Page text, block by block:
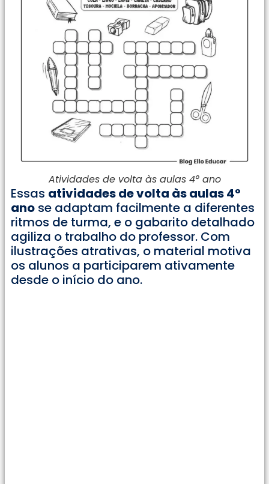
Atividades de volta às aulas 4° ano
Essas atividades de volta às aulas 4°
ano se adaptam facilmente a diferentes
ritmos de turma, e o gabarito detalhado
agiliza o trabalho do professor. Com
ilustrações atrativas, o material motiva
os alunos a participarem ativamente
desde o início do ano.